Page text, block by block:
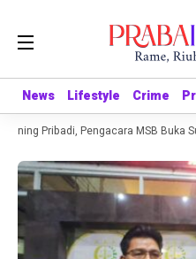
News Lifestyle Crime
News Lifestyle Crime
Pribadi, Pengacara MSB Buka